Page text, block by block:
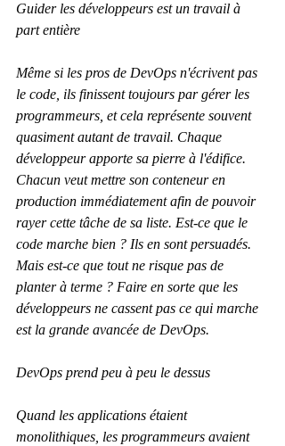
Guider les développeurs est un travail à
part entière
Même si les pros de DevOps n'écrivent pas
le code, ils finissent toujours par gérer les
programmeurs, et cela représente souvent
quasiment autant de travail. Chaque
développeur apporte sa pierre à l'édifice.
Chacun veut mettre son conteneur en
production immédiatement afin de pouvoir
rayer cette tâche de sa liste. Est-ce que le
code marche bien ? Ils en sont persuadés.
Mais est-ce que tout ne risque pas de
planter à terme ? Faire en sorte que les
développeurs ne cassent pas ce qui marche
est la grande avancée de DevOps.
DevOps prend peu à peu le dessus
Quand les applications étaient
monolithiques, les programmeurs avaient